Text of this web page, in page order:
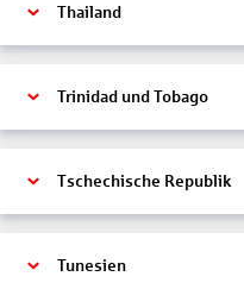
Thailand
Trinidad und Tobago
Tschechische Republik
Tunesien